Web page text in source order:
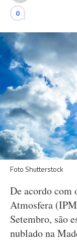
0
Foto Shutterstock
De acordo com
Atmosfera
Setembro, são
nublado na